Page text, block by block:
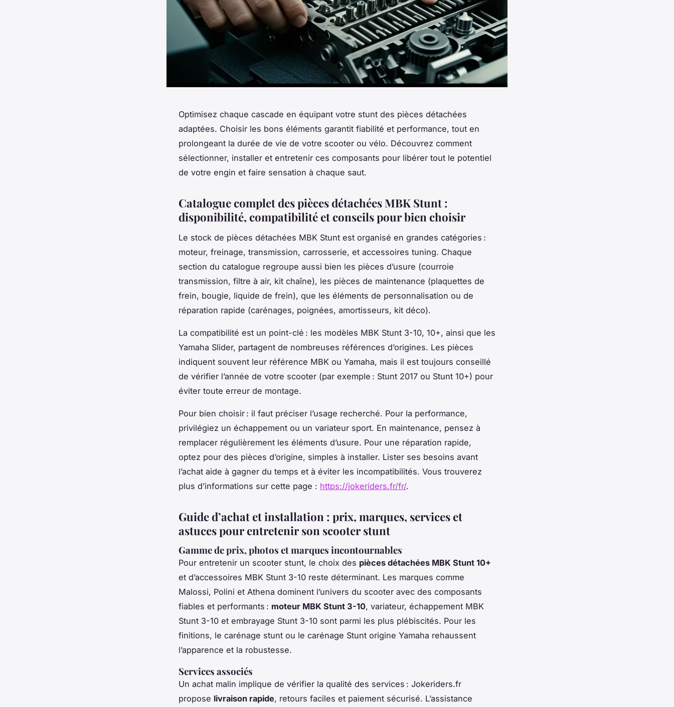
Optimisez chaque cascade en équipant votre stunt des pièces détachées
adaptées. Choisir les bons éléments garantit fiabilité et performance, tout en
prolongeant la durée de vie de votre scooter ou vélo. Découvrez comment
sélectionner, installer et entretenir ces composants pour libérer tout le potentiel
de votre engin et faire sensation à chaque saut.
Catalogue complet des pièces détachées MBK Stunt :
disponibilité, compatibilité et conseils pour bien choisir
Le stock de pièces détachées MBK Stunt est organisé en grandes catégories :
moteur, freinage, transmission, carrosserie, et accessoires tuning. Chaque
section du catalogue regroupe aussi bien les pièces d’usure (courroie
transmission, filtre à air, kit chaîne), les pièces de maintenance (plaquettes de
frein, bougie, liquide de frein), que les éléments de personnalisation ou de
réparation rapide (carénages, poignées, amortisseurs, kit déco).
La compatibilité est un point-clé : les modèles MBK Stunt 3-10, 10+, ainsi que les
Yamaha Slider, partagent de nombreuses références d’origines. Les pièces
indiquent souvent leur référence MBK ou Yamaha, mais il est toujours conseillé
de vérifier l’année de votre scooter (par exemple : Stunt 2017 ou Stunt 10+) pour
éviter toute erreur de montage.
Pour bien choisir : il faut préciser l’usage recherché. Pour la performance,
privilégiez un échappement ou un variateur sport. En maintenance, pensez à
remplacer régulièrement les éléments d’usure. Pour une réparation rapide,
optez pour des pièces d’origine, simples à installer. Lister ses besoins avant
l’achat aide à gagner du temps et à éviter les incompatibilités. Vous trouverez
plus d’informations sur cette page : https://jokeriders.fr/fr/.
Guide d’achat et installation : prix, marques, services et
astuces pour entretenir son scooter stunt
Gamme de prix, photos et marques incontournables
Pour entretenir un scooter stunt, le choix des pièces détachées MBK Stunt 10+
et d’accessoires MBK Stunt 3-10 reste déterminant. Les marques comme
Malossi, Polini et Athena dominent l’univers du scooter avec des composants
fiables et performants : moteur MBK Stunt 3-10, variateur, échappement MBK
Stunt 3-10 et embrayage Stunt 3-10 sont parmi les plus plébiscités. Pour les
finitions, le carénage stunt ou le carénage Stunt origine Yamaha rehaussent
l’apparence et la robustesse.
Services associés
Un achat malin implique de vérifier la qualité des services : Jokeriders.fr
propose livraison rapide, retours faciles et paiement sécurisé. L’assistance